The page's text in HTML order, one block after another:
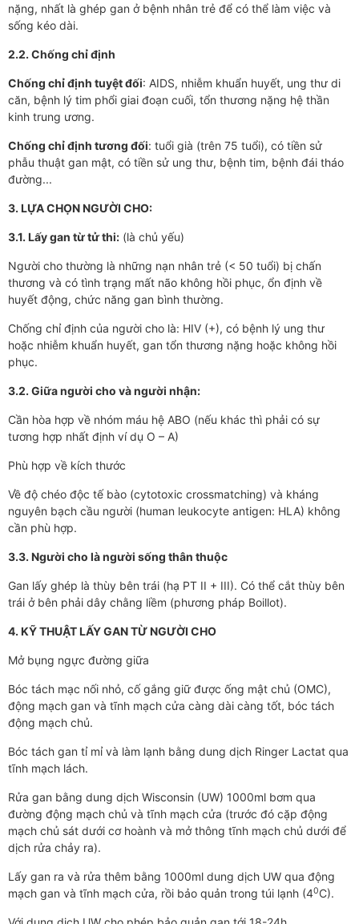
nặng, nhất là ghép gan ở bệnh nhân trẻ để có thể làm việc và
sống kéo dài.
2.2. Chống chỉ định
Chống chỉ định tuyệt đối: AIDS, nhiễm khuẩn huyết, ung thư di
căn, bệnh lý tim phổi giai đoạn cuối, tổn thương nặng hệ thần
kinh trung ương.
Chống chỉ định tương đối: tuổi già (trên 75 tuổi), có tiền sử
phẫu thuật gan mật, có tiền sử ung thư, bệnh tim, bệnh đái tháo
đường...
3. LỰA CHỌN NGƯỜI CHO:
3.1. Lấy gan từ tử thi: (là chủ yếu)
Người cho thường là những nạn nhân trẻ (< 50 tuổi) bị chấn
thương và có tình trạng mất não không hồi phục, ổn định về
huyết động, chức năng gan bình thường.
Chống chỉ định của người cho là: HIV (+), có bệnh lý ung thư
hoặc nhiễm khuẩn huyết, gan tổn thương nặng hoặc không hồi
phục.
3.2. Giữa người cho và người nhận:
Cần hòa hợp về nhóm máu hệ ABO (nếu khác thì phải có sự
tương hợp nhất định ví dụ O – A)
Phù hợp về kích thước
Về độ chéo độc tế bào (cytotoxic crossmatching) và kháng
nguyên bạch cầu người (human leukocyte antigen: HLA) không
cần phù hợp.
3.3. Người cho là người sống thân thuộc
Gan lấy ghép là thùy bên trái (hạ PT II + III). Có thể cắt thùy bên
trái ở bên phải dây chằng liềm (phương pháp Boillot).
4. KỸ THUẬT LẤY GAN TỪ NGƯỜI CHO
Mở bụng ngực đường giữa
Bóc tách mạc nối nhỏ, cố gắng giữ được ống mật chủ (OMC),
động mạch gan và tĩnh mạch cửa càng dài càng tốt, bóc tách
động mạch chủ.
Bóc tách gan tỉ mỉ và làm lạnh bằng dung dịch Ringer Lactat qua
tĩnh mạch lách.
Rửa gan bằng dung dịch Wisconsin (UW) 1000ml bơm qua
đường động mạch chủ và tĩnh mạch cửa (trước đó cặp động
mạch chủ sát dưới cơ hoành và mở thông tĩnh mạch chủ dưới để
dịch rửa chảy ra).
Lấy gan ra và rửa thêm bằng 1000ml dung dịch UW qua động
mạch gan và tĩnh mạch cửa, rồi bảo quản trong túi lạnh (40C).